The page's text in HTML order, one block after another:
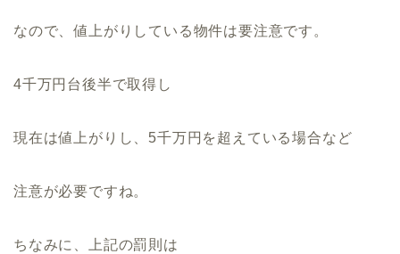
なので、値上がりしている物件は要注意です。
4千万円台後半で取得し
現在は値上がりし、5千万円を超えている場合など
注意が必要ですね。
ちなみに、上記の罰則は